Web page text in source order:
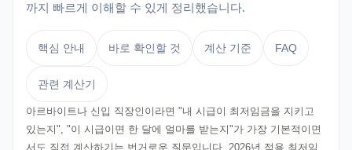
까지 빠르게 이해할 수 있게 정리했습니다.
핵심 안내 바로 확인할 것 계산 기준 FAQ
관련 계산기
아르바이트나 신입 직장인이라면 "내 시급이 최저임금을 지키고
있는지", "이 시급이면 한 달에 얼마를 받는지"가 가장 기본적이면
서도 직접 계산하기는 번거로운 질문입니다. 2026년 적용 최저임